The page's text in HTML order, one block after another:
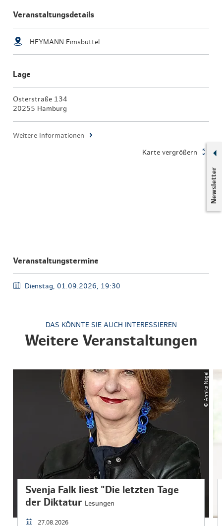
Newsletter
Veranstaltungsdetails
HEYMANN Eimsbüttel
Lage
Osterstraße 134
20255 Hamburg
Weitere Informationen
Karte vergrößern
Veranstaltungstermine
Dienstag, 01.09.2026, 19:30
DAS KÖNNTE SIE AUCH INTERESSIEREN
Weitere Veranstaltungen
© Annika Nagel
Svenja Falk liest "Die letzten Tage
der Diktatur
Lesungen
27.08.2026